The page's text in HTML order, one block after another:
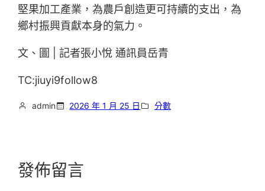
堅果加工產業，為農戶創造更可持續的支出，為
鄉村振興貢獻本身的氣力。
文、圖 | 記者張小悅 通訊員岳青
TC:jiuyi9follow8
admin 2026 年 1 月 25 日 分數
發佈留言